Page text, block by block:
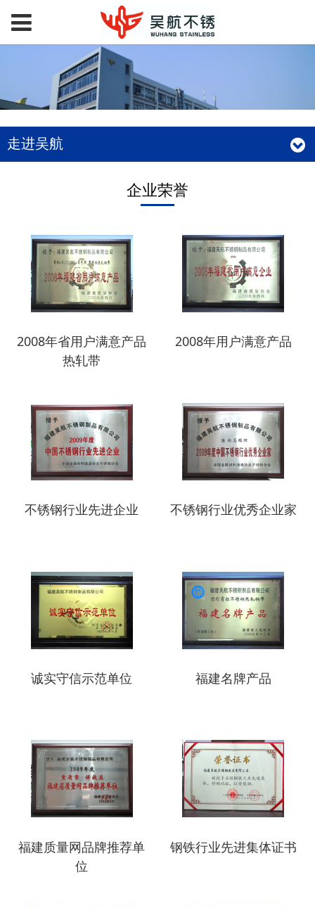
走进吴航
企业荣誉
2008年省用户满意产品
热轧带
2008年用户满意产品
不锈钢行业先进企业 不锈钢行业优秀企业家
诚实守信示范单位 福建名牌产品
福建质量网品牌推荐单
位
钢铁行业先进集体证书